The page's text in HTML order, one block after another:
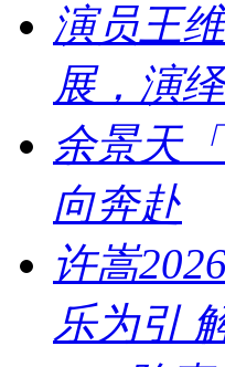
演员王
展，演
余景天
向奔赴
许嵩
乐为引